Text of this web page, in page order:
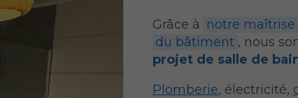
Grâce à notre
du bâtiment , nous
projet de salle de
Plomberie, électricité,